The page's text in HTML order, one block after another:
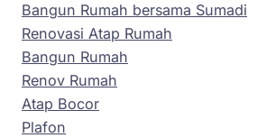
Bangun Rumah bersama Sumadi
Renovasi Atap Rumah
Bangun Rumah
Renov Rumah
Atap Bocor
Plafon